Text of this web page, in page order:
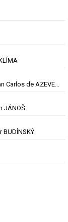
Dražba hráčských dresů SILESIAN FAMILY - #19 Dyjan Carlos de AZEVEDO
JÁNOŠ
BUDÍNSKÝ